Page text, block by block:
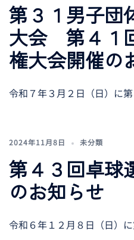
第３１男子団
大会 第４１
権大会開催の
令和７年３月２日（日）に
2024年11月8日 未分類
第４３回卓球
のお知らせ
令和６年１２月８日（日）